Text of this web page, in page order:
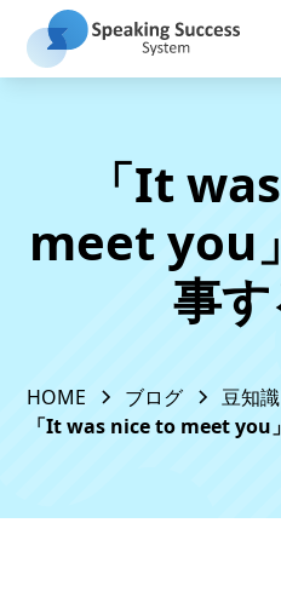
「It
meet you
事す
HOME ブログ
豆知識
「It was nice to meet you